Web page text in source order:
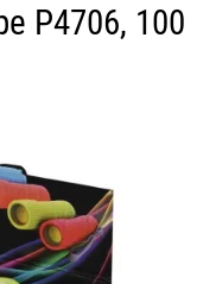
P4706, 100